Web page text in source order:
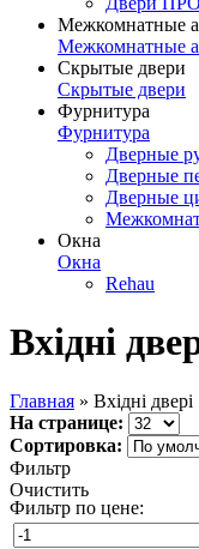
Межкомнатные
Межкомнатные
Скрытые двери
Скрытые двери
Фурнитура
Фурнитура
Дверные
Дверные
Дверные
Окна
Окна
Rehau
Вхідні
Главная » Вхідні двері
На странице:
Сортировка:
Фильтр
Очистить
Фильтр по цене: